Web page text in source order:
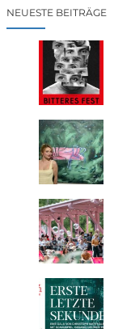
cNEUESTE BEITRÄGE